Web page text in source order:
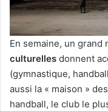
En semaine, un grand
culturelles donnent
(gymnastique,
aussi la « maison » des
handball, le club le